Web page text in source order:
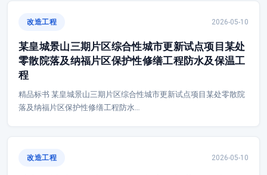
改造工程 2026-05-10
某皇城景山三期片区综合性城市更新试点项目某处
零散院落及纳福片区保护性修缮工程防水及保温工
程
精品标书 某皇城景山三期片区综合性城市更新试点项目某处零散院
落及纳福片区保护性修缮工程防水…
改造工程 2026-05-10